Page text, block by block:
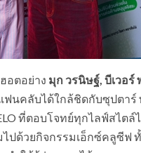
อตอย่าง มุก วรนิษฐ์, บีเวอร์
ฟนคลับได้ใกล้ชิดกับซุปตา
ที่ตอบโจทย์ทุกไลฟ์สไต
ปด้วยกิจกรรมเอ็กซ์คลูซีฟ